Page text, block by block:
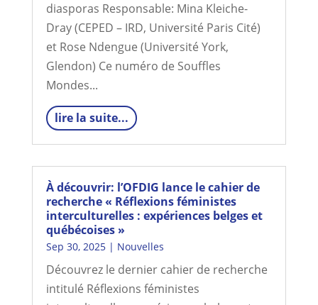
diasporas Responsable: Mina Kleiche-
Dray (CEPED – IRD, Université Paris Cité)
et Rose Ndengue (Université York,
Glendon) Ce numéro de Souffles
Mondes...
lire la suite...
À découvrir: l’OFDIG lance le cahier de
recherche « Réflexions féministes
interculturelles : expériences belges et
québécoises »
Sep 30, 2025| Nouvelles
Découvrez le dernier cahier de recherche
intitulé Réflexions féministes